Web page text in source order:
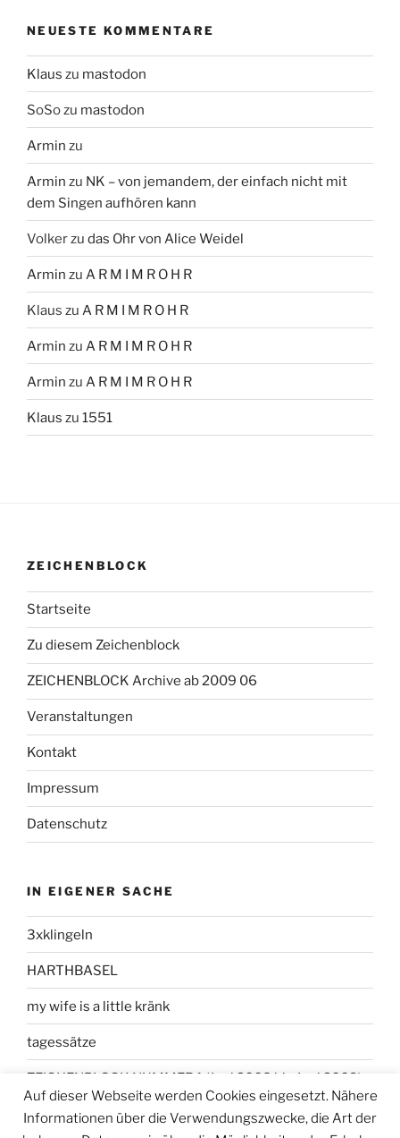
NEUESTE KOMMENTARE
Klaus zu mastodon
SoSozu mastodon
Armin zu
Armin zu NK – von jemandem, der einfach nicht mit
dem Singen aufhören kann
Volkerzu das Ohr von Alice Weidel
Armin zu A R M I M R O H R
Klaus zu A R M I M R O H R
Armin zu A R M I M R O H R
Armin zu A R M I M R O H R
Klaus zu 1551
ZEICHENBLOCK
Startseite
Zu diesem Zeichenblock
ZEICHENBLOCK Archive ab 2009 06
Veranstaltungen
Kontakt
Impressum
Datenschutz
IN EIGENER SACHE
3xklingeln
HARTHBASEL
my wife is a little kränk
tagessätze
ZEICHENBLOCK NUMMER 1 (Juni 2008 bis Juni 2009)
Auf dieser Webseite werden Cookies eingesetzt. Nähere
Informationen über die Verwendungszwecke, die Art der